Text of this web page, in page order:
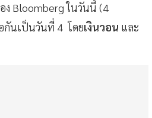
ง Bloomberg ในวันนี้ (4
กันเป็นวันที่ 4 โดยเงินวอน และ